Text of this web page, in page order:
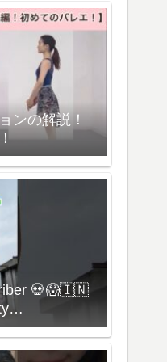
ンの解説！
💀😱🇮🇳
#omg